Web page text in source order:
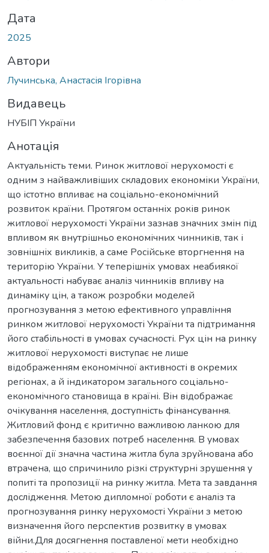
Дата
2025
Автори
Лучинська, Анастасія Ігорівна
Видавець
НУБІП України
Анотація
Актуальність теми. Ринок житлової нерухомості є
одним з найважливіших складових економіки України,
що істотно впливає на соціально-економічний
розвиток країни. Протягом останніх років ринок
житлової нерухомості України зазнав значних змін під
впливом як внутрішньо економічних чинників, так і
зовнішніх викликів, а саме Російське вторгнення на
територію України. У теперішніх умовах неабиякої
актуальності набуває аналіз чинників впливу на
динаміку цін, а також розробки моделей
прогнозування з метою ефективного управління
ринком житлової нерухомості України та підтримання
його стабільності в умовах сучасності. Рух цін на ринку
житлової нерухомості виступає не лише
відображенням економічної активності в окремих
регіонах, а й індикатором загального соціально-
економічного становища в країні. Він відображає
очікування населення, доступність фінансування.
Житловий фонд є критично важливою ланкою для
забезпечення базових потреб населення. В умовах
воєнної дії значна частина житла була зруйнована або
втрачена, що спричинило різкі структурні зрушення у
попиті та пропозиції на ринку житла. Мета та завдання
дослідження. Метою дипломної роботи є аналіз та
прогнозування ринку нерухомості України з метою
визначення його перспектив розвитку в умовах
війни.Для досягнення поставленої мети необхідно